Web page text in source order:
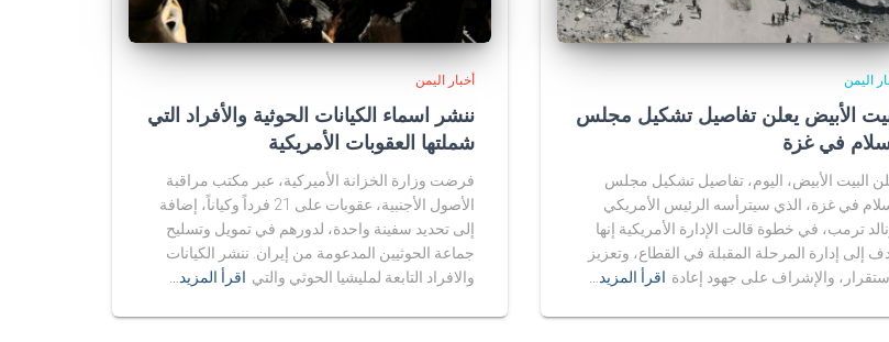
اليمن
الأبيض يعلن تفاصيل تشكيل مجلس
في غزة
البيت الأبيض، اليوم، تفاصيل تشكيل مجلس
في غزة، الذي سيترأسه الرئيس الأمريكي
ترمب، في خطوة قالت الإدارة الأمريكية إنها
إلى إدارة المرحلة المقبلة في القطاع، وتعزيز
والإشراف على جهود إعادة اقرأ المزيد…
أخبار اليمن
ننشر اسماء الكيانات الحوثية والأفراد التي
شملتها العقوبات الأمريكية
فرضت وزارة الخزانة الأميركية، عبر مكتب مراقبة
الأصول الأجنبية، عقوبات على 21 فرداً وكياناً، إضافة
إلى تحديد سفينة واحدة، لدورهم في تمويل وتسليح
جماعة الحوثيين المدعومة من إيران. ننشر الكيانات
والافراد التابعة لمليشيا الحوثي والتي اقرأ المزيد…